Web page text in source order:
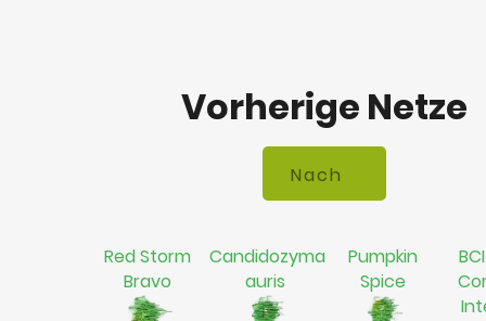
Vorherige Netze
Red Storm
Bravo
Candidozyma
auris
Pumpkin
Spice